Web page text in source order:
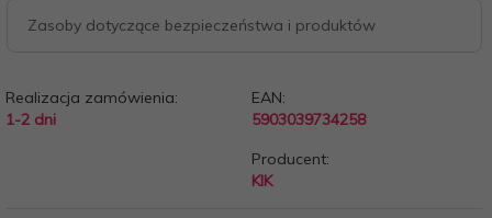
Zasoby dotyczące bezpieczeństwa i produktów
Realizacja zamówienia:
1-2 dni
EAN:
5903039734258
Producent:
KIK